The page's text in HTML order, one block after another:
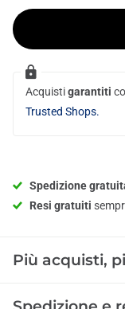
Acquistigarantiti
Trusted Shops.
Spedizione
Resi gratuiti
Più acquisti,